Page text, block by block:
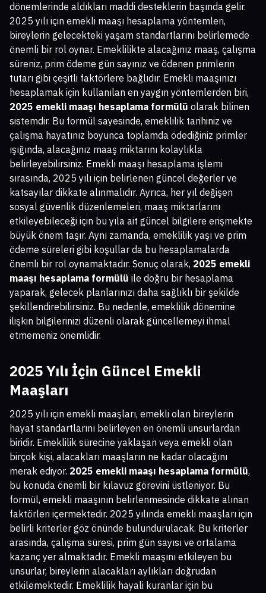
dönemlerinde aldıkları maddi desteklerin başında gelir.
2025 yılı için emekli maaşı hesaplama yöntemleri,
bireylerin gelecekteki yaşam standartlarını belirlemede
önemli bir rol oynar. Emeklilikte alacağınız maaş, çalışma
süreniz, prim ödeme gün sayınız ve ödenen primlerin
tutarı gibi çeşitli faktörlere bağlıdır. Emekli maaşınızı
hesaplamak için kullanılan en yaygın yöntemlerden biri,
2025 emekli maaşı hesaplama formülü olarak bilinen
sistemdir. Bu formül sayesinde, emeklilik tarihiniz ve
çalışma hayatınız boyunca toplamda ödediğiniz primler
ışığında, alacağınız maaş miktarını kolaylıkla
belirleyebilirsiniz. Emekli maaşı hesaplama işlemi
sırasında, 2025 yılı için belirlenen güncel değerler ve
katsayılar dikkate alınmalıdır. Ayrıca, her yıl değişen
sosyal güvenlik düzenlemeleri, maaş miktarlarını
etkileyebileceği için bu yıla ait güncel bilgilere erişmekte
büyük önem taşır. Aynı zamanda, emeklilik yaşı ve prim
ödeme süreleri gibi koşullar da bu hesaplamalarda
önemli bir rol oynamaktadır. Sonuç olarak, 2025 emekli
maaşı hesaplama formülü ile doğru bir hesaplama
yaparak, gelecek planlarınızı daha sağlıklı bir şekilde
şekillendirebilirsiniz. Bu nedenle, emeklilik dönemine
ilişkin bilgilerinizi düzenli olarak güncellemeyi ihmal
etmemeniz önemlidir.
2025 Yılı İçin Güncel Emekli
Maaşları
2025 yılı için emekli maaşları, emekli olan bireylerin
hayat standartlarını belirleyen en önemli unsurlardan
biridir. Emeklilik sürecine yaklaşan veya emekli olan
birçok kişi, alacakları maaşların ne kadar olacağını
merak ediyor. 2025 emekli maaşı hesaplama formülü,
bu konuda önemli bir kılavuz görevini üstleniyor. Bu
formül, emekli maaşının belirlenmesinde dikkate alınan
faktörleri içermektedir. 2025 yılında emekli maaşları için
belirli kriterler göz önünde bulundurulacak. Bu kriterler
arasında, çalışma süresi, prim gün sayısı ve ortalama
kazanç yer almaktadır. Emekli maaşını etkileyen bu
unsurlar, bireylerin alacakları aylıkları doğrudan
etkilemektedir. Emeklilik hayali kuranlar için bu